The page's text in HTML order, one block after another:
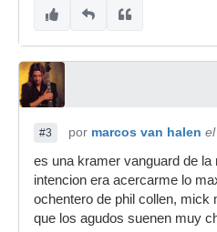
#3 por marcos van halen
es una kramer vanguard de la
intencion era acercarme lo
ochentero de phil collen, mick
que los agudos suenen muy